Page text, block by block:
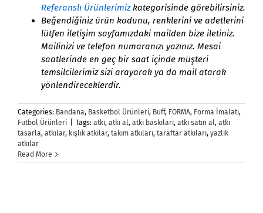
Referanslı Ürünlerimizkategorisinde görebilirsiniz.
Beğendiğiniz ürün kodunu, renklerini ve adetlerini
lütfen iletişim sayfamızdaki mailden bize iletiniz.
Mailinizi ve telefon numaranızı yazınız. Mesai
saatlerinde en geç bir saat içinde müşteri
temsilcilerimiz sizi arayarak ya da mail atarak
yönlendireceklerdir.
Categories: Bandana, Basketbol Ürünleri, Buff, FORMA, Forma İmalatı,
Futbol Ürünleri
Tags: atkı, atkı al, atkı baskıları, atkı satın al, atkı
tasarla, atkılar, kışlık atkılar, takım atkıları, taraftar atkıları, yazlık
atkılar
Read More